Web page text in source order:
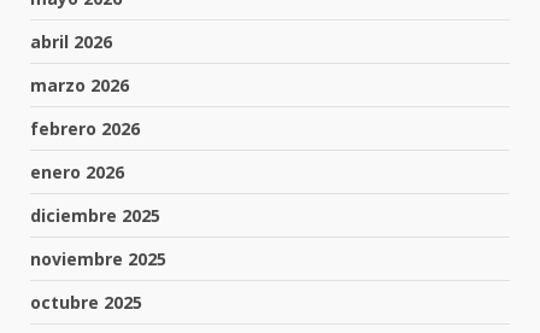
abril 2026
marzo 2026
febrero 2026
enero 2026
diciembre 2025
noviembre 2025
octubre 2025